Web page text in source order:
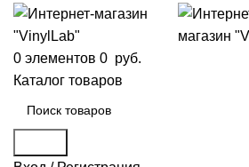
0 элементов 0 руб.
Каталог товаров